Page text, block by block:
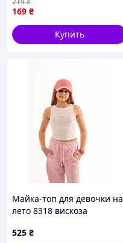
169 ₴
Купить
Майка-топ для девочки на
лето 8318 вискоза
нашивка из кружева 158(р)
525 ₴